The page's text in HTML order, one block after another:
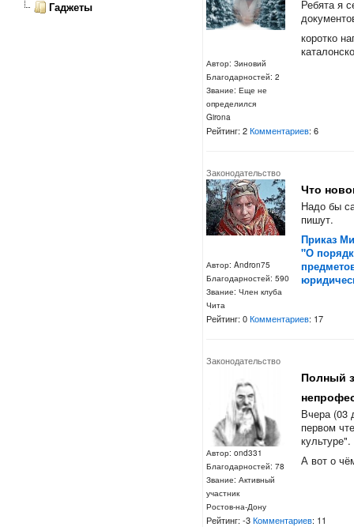
Автор: Зиновий
Благодарностей: 2
Звание: Еще не
определился
Girona
Ребята я
коротко
Рейтинг: 2Комментариев: 6
Законодательство
Автор: Andron75
Благодарностей: 590
Звание: Член клуба
Чита
Что
Надо бы
пишут.
Приказ
"О
Рейтинг: 0Комментариев: 17
Законодательство
Автор: ond331
Благодарностей: 78
Звание: Активный
участник
Ростов-на-Дону
Полный
Вчера (03
первом
А вот о
Рейтинг: -3Комментариев: 11
Гаджеты